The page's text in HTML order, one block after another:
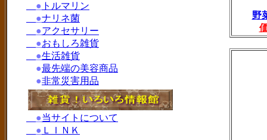
野
● トルマリン
●ナリネ菌
●アクセサリー
●おもしろ雑貨
●生活雑貨
●最先端の美容商品
●非常災害用品
●当サイトについて
● ＬＩＮＫ